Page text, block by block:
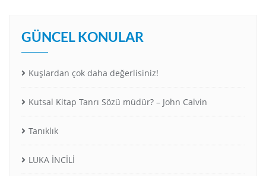
GÜNCEL KONULAR
Kuşlardan çok daha değerlisiniz!
Kutsal Kitap Tanrı Sözü müdür? – John Calvin
Tanıklık
LUKA İNCİLİ